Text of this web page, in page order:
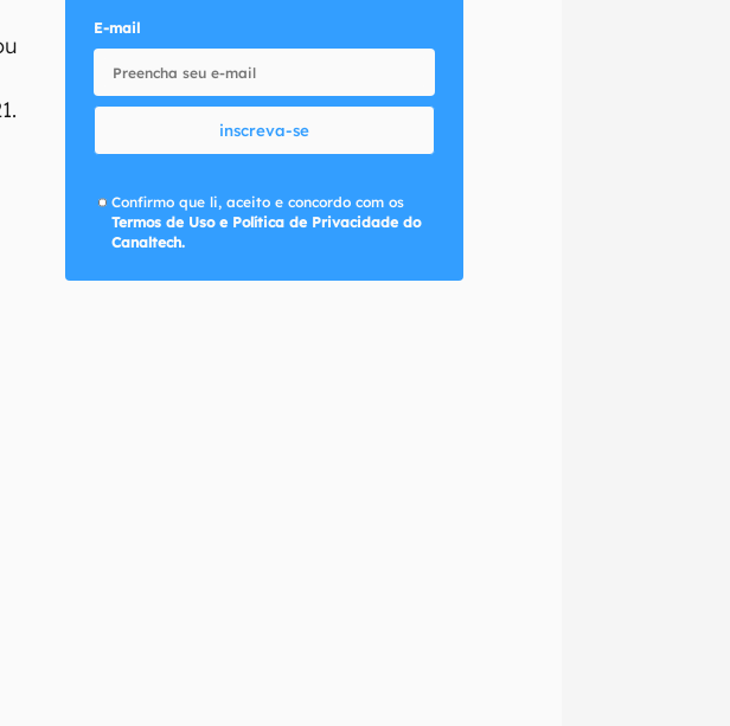
E-mail
inscreva-se
Confirmo que li, aceito e concordo com os
Termos de Uso e Política de Privacidade do
Canaltech.